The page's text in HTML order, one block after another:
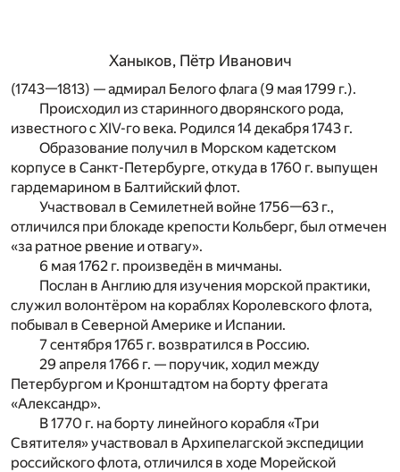
Ханыков, Пётр Иванович
(1743—1813) — адмирал Белого флага (9 мая 1799 г.).
Происходил из старинного дворянского рода,
известного с XIV-го века. Родился 14 декабря 1743 г.
Образование получил в Морском кадетском
корпусе в Санкт-Петербурге, откуда в 1760 г. выпущен
гардемарином в Балтийский флот.
Участвовал в Семилетней войне 1756—63 г.,
отличился при блокаде крепости Кольберг, был отмечен
«за ратное рвение и отвагу».
6 мая 1762 г. произведён в мичманы.
Послан в Англию для изучения морской практики,
служил волонтёром на кораблях Королевского флота,
побывал в Северной Америке и Испании.
7 сентября 1765 г. возвратился в Россию.
29 апреля 1766 г. — поручик, ходил между
Петербургом и Кронштадтом на борту фрегата
«Александр».
В 1770 г. на борту линейного корабля «Три
Святителя» участвовал в Архипелагской экспедиции
российского флота, отличился в ходе Морейской